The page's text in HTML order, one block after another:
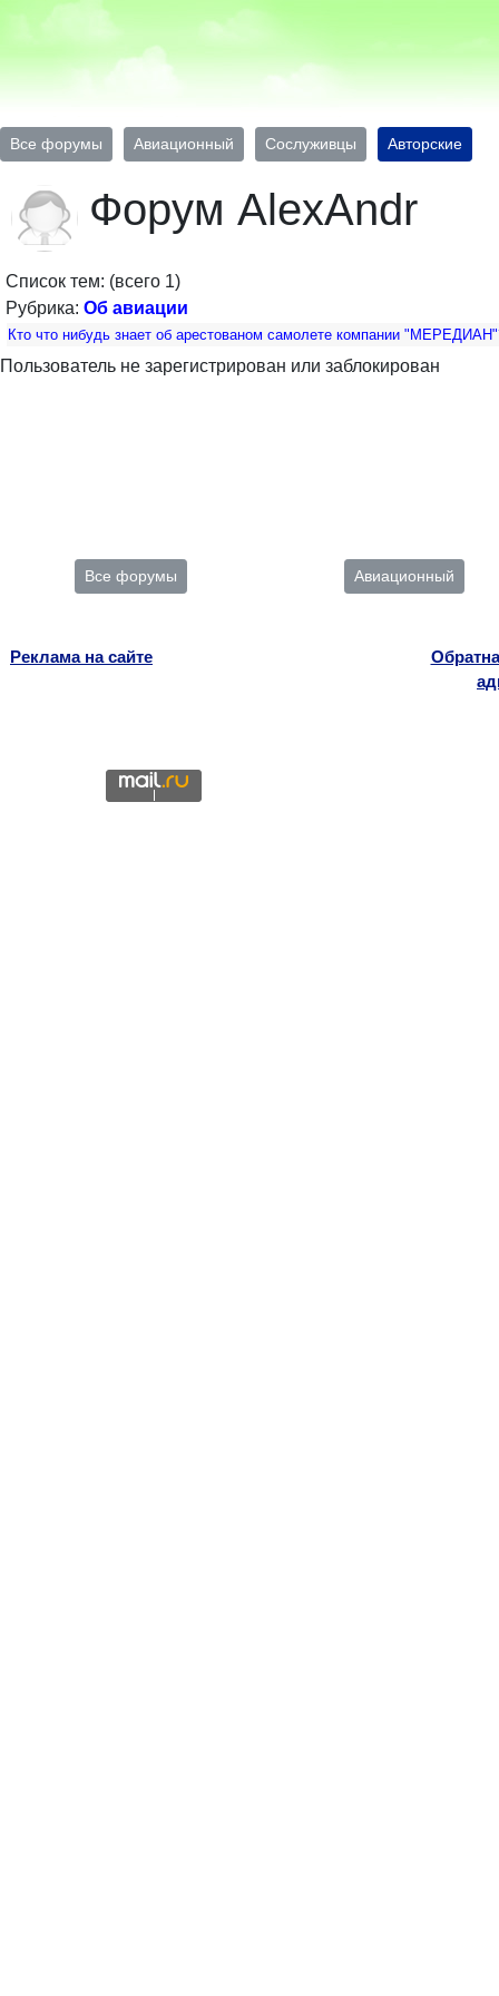
Все форумы Авиационный Сослуживцы Авторские
Форум AlexAndr
Список тем: (всего 1)
Рубрика: Об авиации
Кто что нибудь знает об арестованом самолете компании
Пользователь не зарегистрирован или заблокирован
Все форумы Авиационный
Реклама на сайте